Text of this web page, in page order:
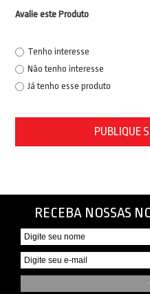
Avalie este Produto
Tenho interesse
Não tenho interesse
Já tenho esse produto
PUBLIQUE
RECEBA NOSSAS